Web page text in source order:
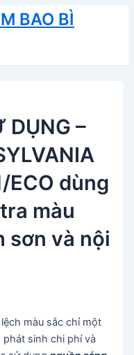
BAO BÌ
DỤNG –
ECO dùng
màu
sơn và nội
lệch màu sắc chỉ một
sinh chi phí và